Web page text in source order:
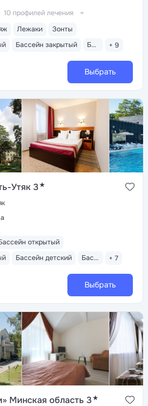
Лежаки
Зонты
Бассейн закрытый Бассейн детский + 9
10 профилей лечения
Выбрать
Утяк 3★
открытый
Бассейн детский Бассейн термальный + 7
Выбрать
Минская область 3★